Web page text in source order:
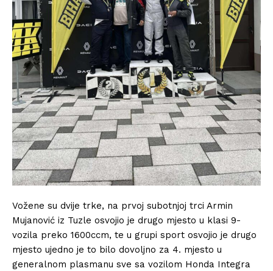
Vožene su dvije trke, na prvoj subotnjoj trci Armin
Mujanović iz Tuzle osvojio je drugo mjesto u klasi 9-
vozila preko 1600ccm, te u grupi sport osvojio je drugo
mjesto ujedno je to bilo dovoljno za 4. mjesto u
generalnom plasmanu sve sa vozilom Honda Integra